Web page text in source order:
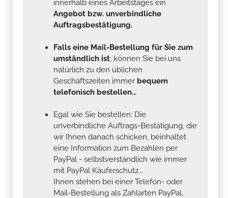
innerhalb eines Arbeitstages ein
Angebot bzw. unverbindliche
Auftragsbestätigung.
Falls eine Mail-Bestellung für Sie zum
umständlich ist, können Sie bei uns
natürlich zu den üblichen
Geschäftszeiten immer bequem
telefonisch bestellen...
Egal wie Sie bestellen: Die
unverbindliche Auftrags-Bestätigung, die
wir Ihnen danach schicken, beinhaltet
eine Information zum Bezahlen per
PayPal - selbstverständlich wie immer
mit PayPal Käuferschutz...
Ihnen stehen bei einer Telefon- oder
Mail-Bestellung als Zahlarten PayPal,